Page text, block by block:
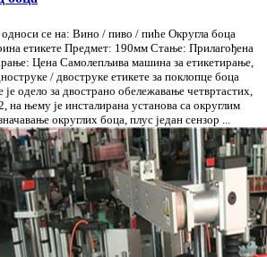
се на: Вино / пиво / пиће Округла боца
етикете Предмет: 190мм Стање: Прилагођена
Цена Самолепљива машина за етикетирање,
/ двоструке етикете за поклопце боца
одело за двострано обележавање четвртастих,
на њему је инсталирана установа са округлим
округлих боца, плус један сензор ...